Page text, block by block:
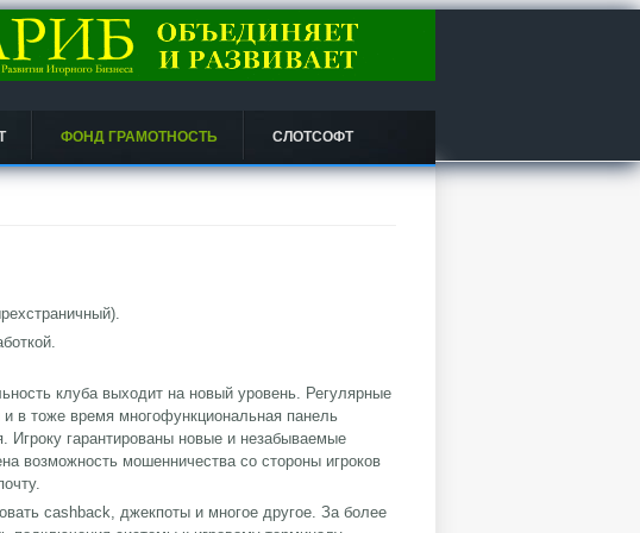
ФОНД ГРАМОТНОСТЬ СЛОТСОФТ
клуба выходит на новый уровень. Регулярные
в тоже время многофункциональная панель
гарантированы новые и незабываемые
возможность мошенничества со стороны игроков
cashback, джекпоты и многое другое. За более